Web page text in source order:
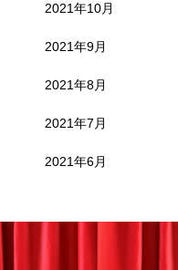
2021年10月
2021年9月
2021年8月
2021年7月
2021年6月